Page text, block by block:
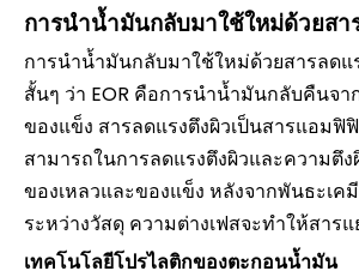
การนำน้ำมันกลับมาใช้ใหม่ด้วยสา
การนำน้ำมันกลับมาใช้ใหม่ด้วยสารลดแ
สั้นๆ ว่า EOR คือการนำน้ำมันกลับคืนจา
ของแข็ง สารลดแรงตึงผิวเป็นสารแอมฟิ
สามารถในการลดแรงตึงผิวและความตึง
ของเหลวและของแข็ง หลังจากพันธะเค
ระหว่างวัสดุ ความต่างเฟสจะทำให้สาร
เทคโนโลยีโปรไลติกของตะกอนน้ำมัน